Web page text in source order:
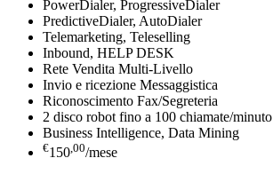
PowerDialer, ProgressiveDialer
PredictiveDialer, AutoDialer
Telemarketing, Teleselling
Inbound, HELP DESK
Rete Vendita Multi-Livello
Invio e ricezione Messaggistica
Riconoscimento Fax/Segreteria
2 disco robot fino a 100 chiamate/minuto
Business Intelligence, Data Mining
€150 ,00/mese